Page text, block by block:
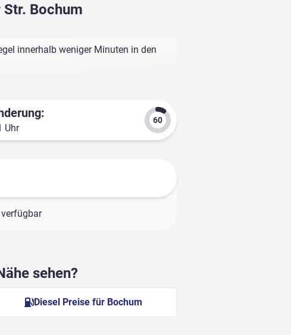
Bochum
innerhalb weniger Minuten in den
Uhr
sehen?
Diesel Preise für Bochum